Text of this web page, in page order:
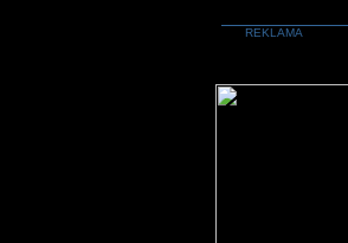
REKLAMA